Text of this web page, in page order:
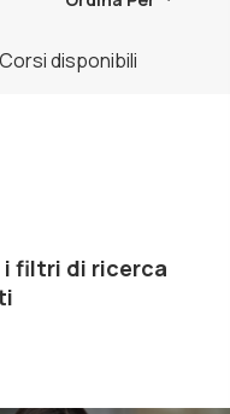
disponibili
i filtri di ricerca